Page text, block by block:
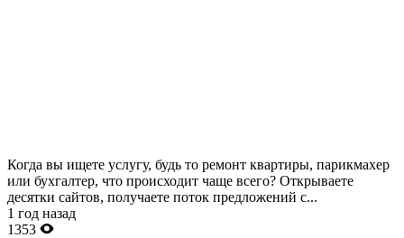
Когда вы ищете услугу, будь то ремонт квартиры, парикмахер
или бухгалтер, что происходит чаще всего? Открываете
десятки сайтов, получаете поток предложений с...
1 год назад
1353